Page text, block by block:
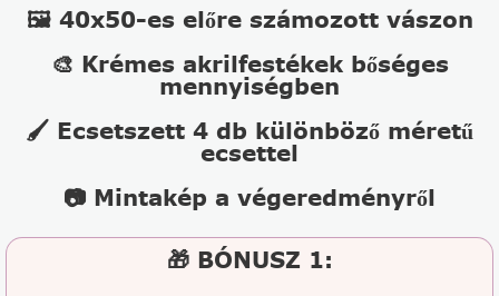
🖼️ 40x50-es előre számozott vászon
🎨 Krémes akrilfestékek bőséges
mennyiségben
🖌️ Ecsetszett 4 db különböző méretű
ecsettel
📷 Mintakép a végeredményről
🎁 BÓNUSZ 1: